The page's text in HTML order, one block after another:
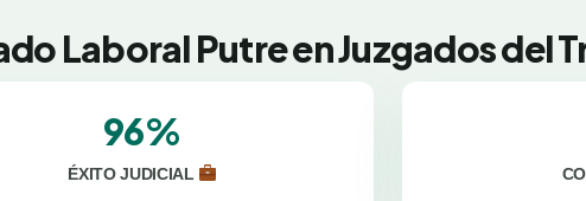
Laboral Putre en Juzgados del
96%
ÉXITO JUDICIAL